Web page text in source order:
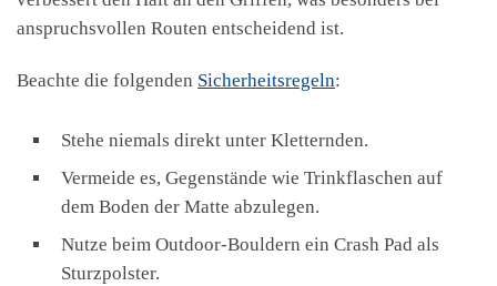
anspruchsvollen Routen entscheidend ist.
Beachte die folgenden Sicherheitsregeln:
Stehe niemals direkt unter Kletternden.
Vermeide es, Gegenstände wie Trinkflaschen auf
dem Boden der Matte abzulegen.
Nutze beim Outdoor-Bouldern ein Crash Pad als
Sturzpolster.